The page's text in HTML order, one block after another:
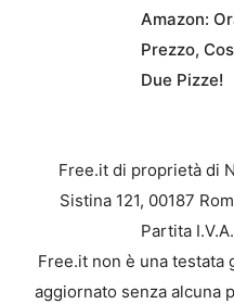
Amazon:
Prezzo,
Due Pizze!
Free.it di proprietà di
Sistina 121, 00187
Partita
Free.it non è una testata
aggiornato senza alcuna